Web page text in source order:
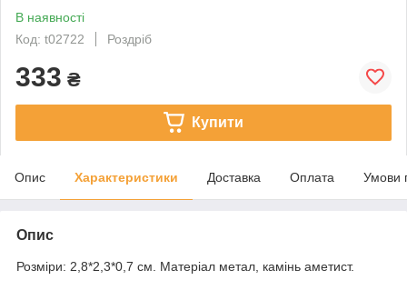
В наявності
Код: t02722
Роздріб
333 ₴
Купити
Опис Характеристики Доставка Оплата Умови
Опис
Розміри: 2,8*2,3*0,7 см. Матеріал метал, камінь аметист.